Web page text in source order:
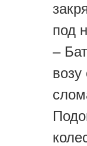
под
–